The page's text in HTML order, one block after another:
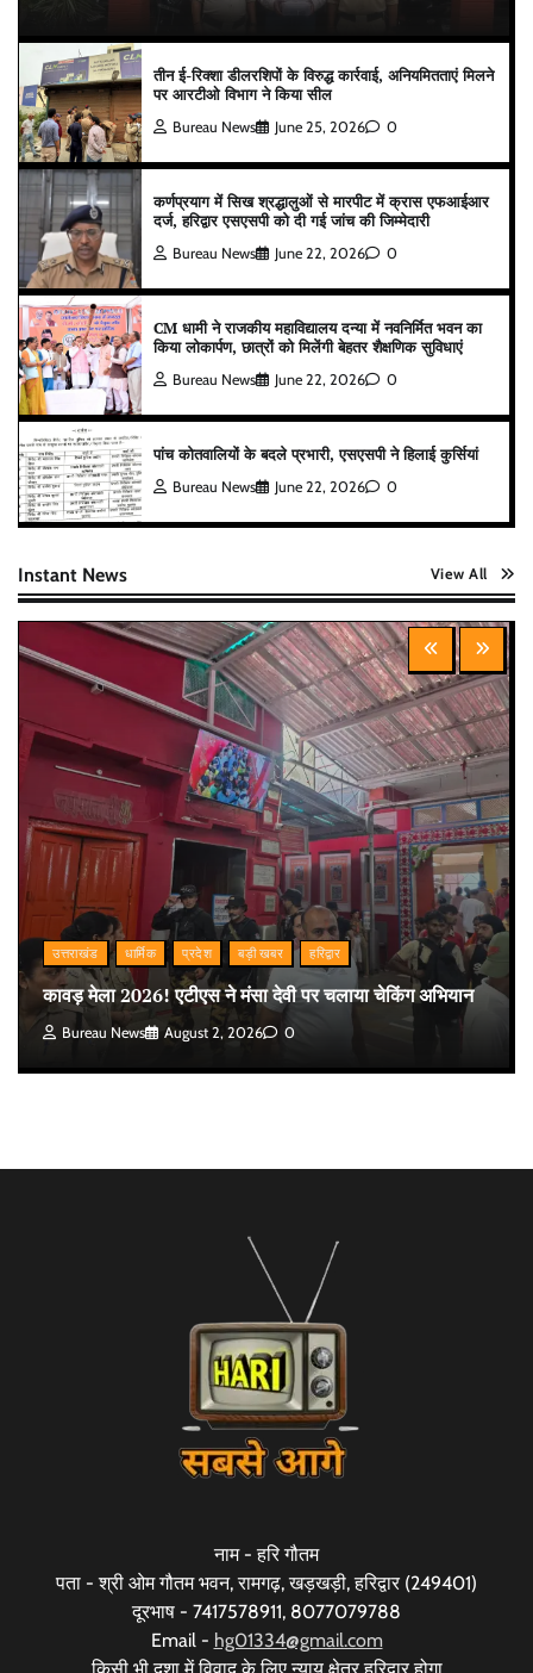
तीन ई-रिक्शा डीलरशिपों के विरुद्ध कार्रवाई, अनियमितताएं मिलने
पर आरटीओ विभाग ने किया सील
Bureau News June 25, 2026 0
कर्णप्रयाग में सिख श्रद्धालुओं से मारपीट में क्रास एफआईआर
दर्ज, हरिद्वार एसएसपी को दी गई जांच की जिम्मेदारी
Bureau News June 22, 2026 0
CM धामी ने राजकीय महाविद्यालय दन्या में नवनिर्मित भवन का
किया लोकार्पण, छात्रों को मिलेंगी बेहतर शैक्षणिक सुविधाएं
Bureau News June 22, 2026 0
पांच कोतवालियों के बदले प्रभारी, एसएसपी ने हिलाई कुर्सियां
Bureau News June 22, 2026 0
Instant News View All
उत्तराखंड धार्मिक प्रदेश बड़ी खबर हरिद्वार
कावड़ मेला 2026! एटीएस ने मंसा देवी पर चलाया चेकिंग अभियान
Bureau News August 2, 2026 0
नाम - हरि गौतम
पता - श्री ओम गौतम भवन, रामगढ़, खड़खड़ी, हरिद्वार (249401)
दूरभाष - 7417578911, 8077079788
Email - hg01334@gmail.com